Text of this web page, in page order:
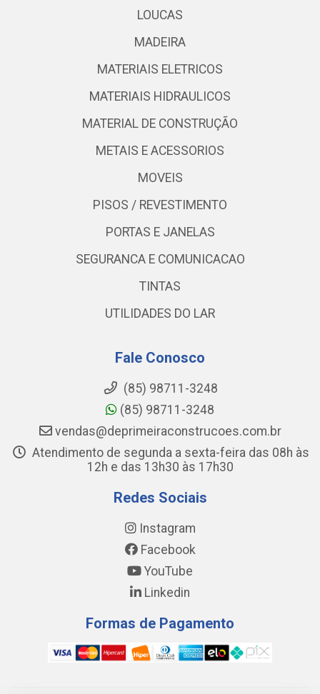
LOUCAS
MADEIRA
MATERIAIS ELETRICOS
MATERIAIS HIDRAULICOS
MATERIAL DE CONSTRUÇÃO
METAIS E ACESSORIOS
MOVEIS
PISOS / REVESTIMENTO
PORTAS E JANELAS
SEGURANCA E COMUNICACAO
TINTAS
UTILIDADES DO LAR
Fale Conosco
(85) 98711-3248
(85) 98711-3248
vendas@deprimeiraconstrucoes.com.br
Atendimento de segunda a sexta-feira das 08h às
12h e das 13h30 às 17h30
Redes Sociais
Instagram
Facebook
YouTube
Linkedin
Formas de Pagamento